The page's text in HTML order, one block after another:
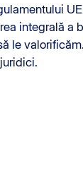
integrală a
le